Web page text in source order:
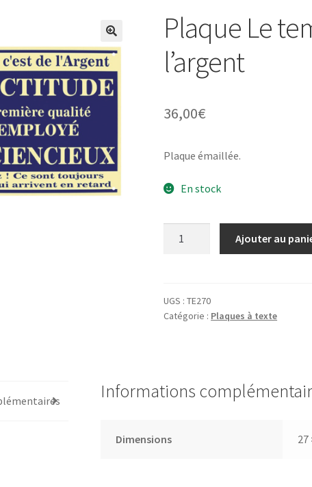
Plaque Le
l’argent
36,00€
Plaque émaillée.
En stock
temps
c'est
Ajouter au
UGS :TE270
Catégorie : Plaques à texte
Informations
Dimensions 27